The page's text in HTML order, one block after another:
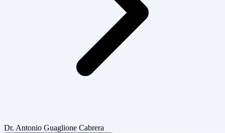
Dr. Antonio Guaglione Cabrera